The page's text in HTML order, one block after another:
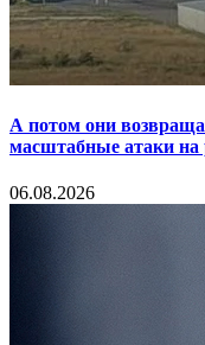
А потом они
масштабные атаки на
06.08.2026